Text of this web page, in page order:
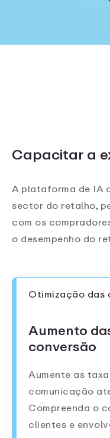
Capacitar a
A plataforma de IA
sector do retalho,
com os
o desempenho do
Otimização das
Aumento
conversão
Aumente as
comunicação
Compreenda o
clientes e